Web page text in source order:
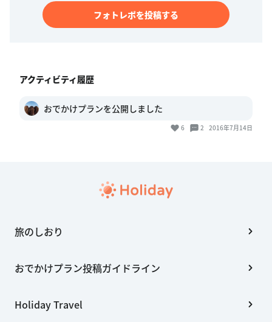
フォトレポを投稿する
アクティビティ履歴
おでかけプランを公開しました
6 2 2016年7月14日
旅のしおり
おでかけプラン投稿ガイドライン
Holiday Travel